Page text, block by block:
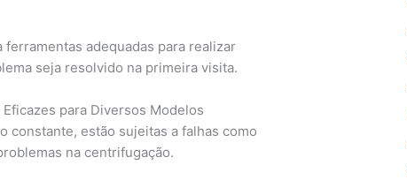
adequadas para realizar
seja resolvido na primeira visita.
para Diversos Modelos
constante, estão sujeitas a falhas como
na centrifugação.